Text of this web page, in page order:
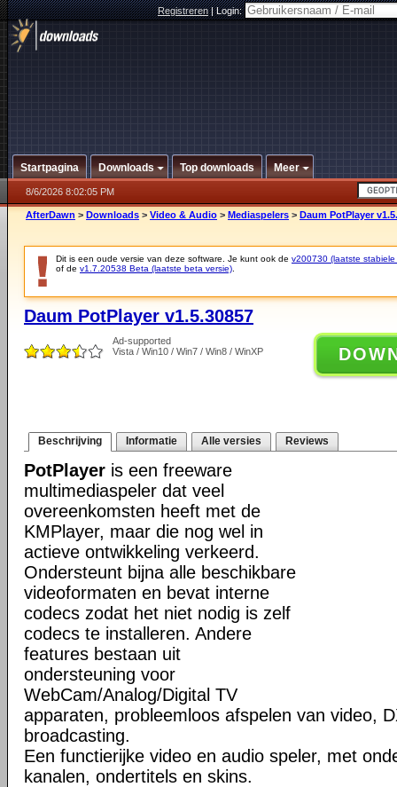
Registreren|Login:
Startpagina Downloads Top downloads Meer
8/6/2026 8:02:05 PM
AfterDawn > Downloads > Video & Audio > Mediaspelers > Daum PotPlayer
Dit is een oude versie van deze software. Je kunt ook de v200730 (laatste stabiele
of de v1.7.20538 Beta (laatste beta versie)
Daum PotPlayer v1.5.30857
Ad-supported
Vista / Win10 / Win7 / Win8 / WinXP
Beschrijving Informatie Alle versies Reviews
PotPlayer is een freeware
multimediaspeler dat veel
overeenkomsten heeft met de
KMPlayer, maar die nog wel in
actieve ontwikkeling verkeerd.
Ondersteunt bijna alle beschikbare
videoformaten en bevat interne
codecs zodat het niet nodig is zelf
codecs te installeren. Andere
features bestaan uit
ondersteuning voor
WebCam/Analog/Digital TV
apparaten, probleemloos afspelen van video,
broadcasting.
Een functierijke video en audio speler, met
kanalen, ondertitels en skins.